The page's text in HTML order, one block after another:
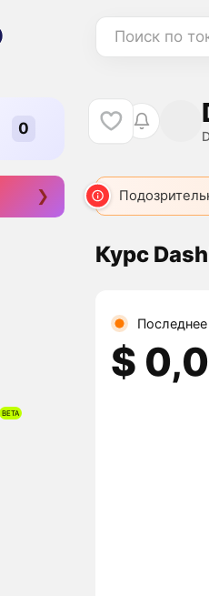
Поиск по
Курс
$